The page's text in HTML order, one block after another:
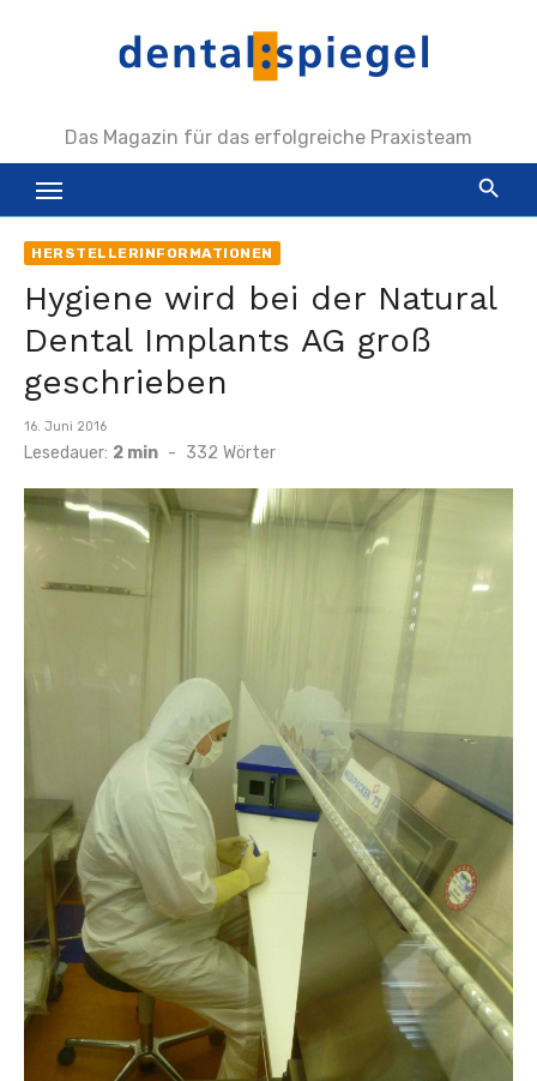
Das Magazin für das erfolgreiche Praxisteam
HERSTELLERINFORMATIONEN
Hygiene wird bei der Natural
Dental Implants AG groß
geschrieben
Veröffentlicht
am
16. Juni 2016
Lesedauer: 2 min - 332 Wörter